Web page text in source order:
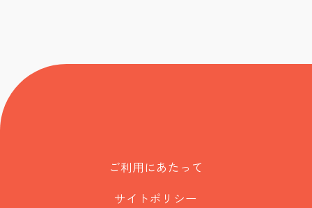
ご利用にあたって
サイトポリシー